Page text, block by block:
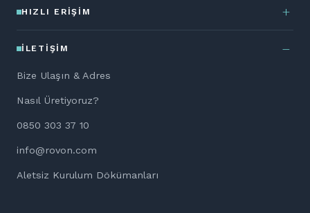
HIZLI ERIŞIM
İLETIŞIM
Bize Ulaşın & Adres
Nasıl Üretiyoruz?
0850 303 37 10
info@rovon.com
Aletsiz Kurulum Dökümanları